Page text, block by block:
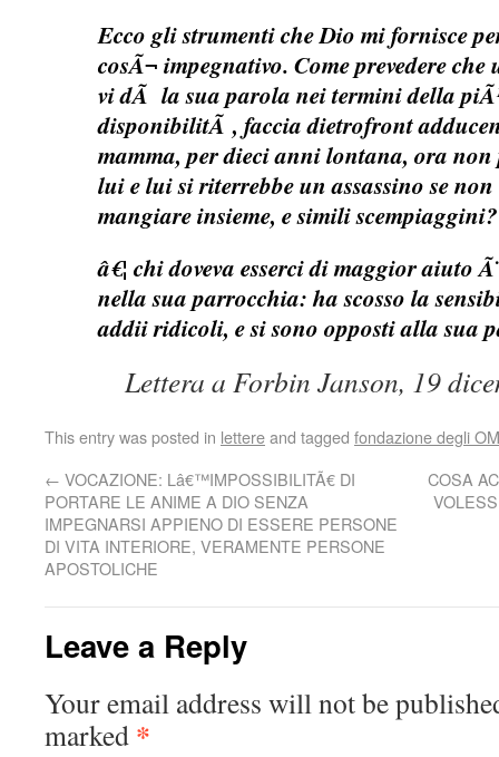
Ecco gli strumenti che Dio mi fornisce
cosÃ¬ impegnativo. Come prevedere
vi dÃ la sua parola nei termini della
disponibilitÃ , faccia dietrofront
mamma, per dieci anni lontana, ora non
lui e lui si riterrebbe un assassino se
mangiare insieme, e simili scempiaggini?
â€¦ chi doveva esserci di maggior aiuto
nella sua parrocchia: ha scosso la
addii ridicoli, e si sono opposti alla sua
Lettera a Forbin Janson, 19
This entry was posted in lettereand tagged fondazione degli
← VOCAZIONE: Lâ€™IMPOSSIBILITÃ€ DI
PORTARE LE ANIME A DIO SENZA
IMPEGNARSI APPIENO DI ESSERE PERSONE
DI VITA INTERIORE, VERAMENTE PERSONE
APOSTOLICHE
COSA
Leave a Reply
Your email address will not be
marked *